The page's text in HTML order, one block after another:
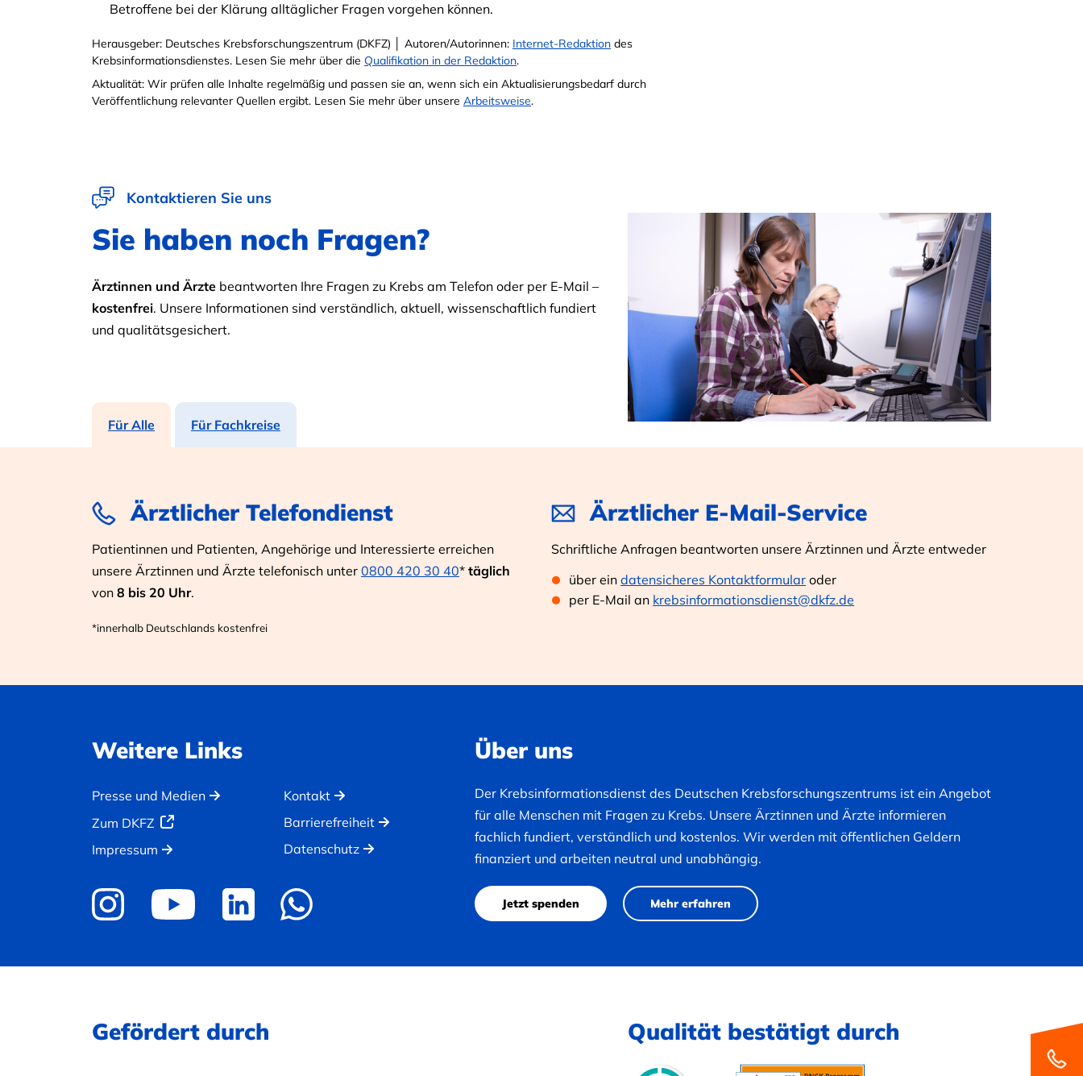
Betroffene bei der Klärung alltäglicher Fragen vorgehen können.
Herausgeber: Deutsches Krebsforschungszentrum (DKFZ) │ Autoren/Autorinnen: Internet-Redaktion des
Krebsinformationsdienstes. Lesen Sie mehr über die Qualifikation in der Redaktion.
Aktualität: Wir prüfen alle Inhalte regelmäßig und passen sie an, wenn sich ein Aktualisierungsbedarf durch
Veröffentlichung relevanter Quellen ergibt. Lesen Sie mehr über unsere Arbeitsweise.
Kontaktieren Sie uns
Sie haben noch Fragen?
Ärztinnen und Ärzte beantworten Ihre Fragen zu Krebs am Telefon oder per E-Mail –
kostenfrei. Unsere Informationen sind verständlich, aktuell, wissenschaftlich fundiert
und qualitätsgesichert.
Für Alle Für Fachkreise
Ärztlicher Telefondienst
Patientinnen und Patienten, Angehörige und Interessierte erreichen
unsere Ärztinnen und Ärzte telefonisch unter 0800 420 30 40* täglich
von 8 bis 20 Uhr.
*innerhalb Deutschlands kostenfrei
Ärztlicher E-Mail-Service
Schriftliche Anfragen beantworten unsere Ärztinnen und Ärzte entweder
über ein datensicheres Kontaktformular oder
per E-Mail an krebsinformationsdienst@dkfz.de
Weitere Links
Presse und Medien
Zum DKFZ
Impressum
Kontakt
Barrierefreiheit
Datenschutz
Über uns
Der Krebsinformationsdienst des Deutschen Krebsforschungszentrums ist ein Angebot
für alle Menschen mit Fragen zu Krebs. Unsere Ärztinnen und Ärzte informieren
fachlich fundiert, verständlich und kostenlos. Wir werden mit öffentlichen Geldern
finanziert und arbeiten neutral und unabhängig.
Jetzt spenden Mehr erfahren
Gefördert durch Qualität bestätigt durch